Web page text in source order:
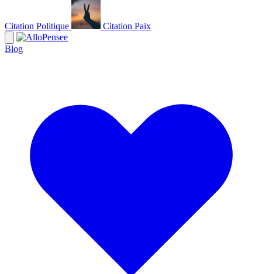
Citation Politique Citation Paix
Blog